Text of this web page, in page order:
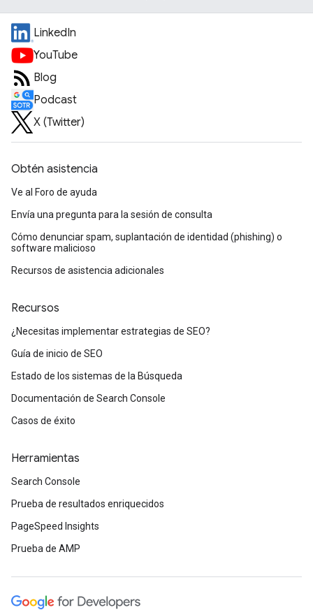
LinkedIn
YouTube
Blog
Podcast
X (Twitter)
Obtén asistencia
Ve al Foro de ayuda
Envía una pregunta para la sesión de consulta
Cómo denunciar spam, suplantación de identidad (phishing) o
software malicioso
Recursos de asistencia adicionales
Recursos
¿Necesitas implementar estrategias de SEO?
Guía de inicio de SEO
Estado de los sistemas de la Búsqueda
Documentación de Search Console
Casos de éxito
Herramientas
Search Console
Prueba de resultados enriquecidos
PageSpeed Insights
Prueba de AMP